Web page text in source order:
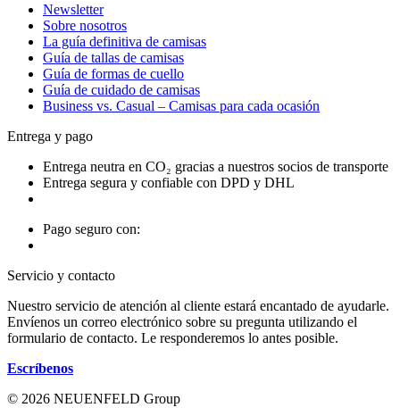
Newsletter
Sobre nosotros
La guía definitiva de camisas
Guía de tallas de camisas
Guía de formas de cuello
Guía de cuidado de camisas
Business vs. Casual – Camisas para cada ocasión
Entrega y pago
Entrega neutra en CO₂ gracias a nuestros socios de transporte
Entrega segura y confiable con DPD y DHL
Pago seguro con:
Servicio y contacto
Nuestro servicio de atención al cliente estará encantado de ayudarle.
Envíenos un correo electrónico sobre su pregunta utilizando el
formulario de contacto. Le responderemos lo antes posible.
Escríbenos
© 2026 NEUENFELD Group